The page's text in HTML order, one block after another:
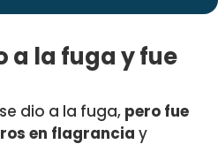
a la fuga y fue
dio a la fuga, pero fue
en flagrancia y